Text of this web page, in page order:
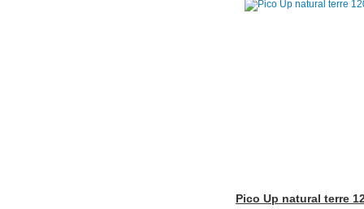
Pico Up natural terre